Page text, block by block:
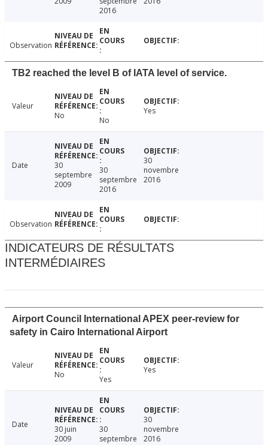
2016
Observation
TB2 reached the level B of IATA level of service.
Valeur
No
No
Yes
Date
30
septembre
2009
30
septembre
2016
30
novembre
2016
Observation
INDICATEURS DE RÉSULTATS
INTERMÉDIAIRES
Airport Council International APEX peer-review for
safety in Cairo International Airport
Valeur
No
Yes
Yes
Date
30 juin
2009
30
septembre
30
novembre
2016